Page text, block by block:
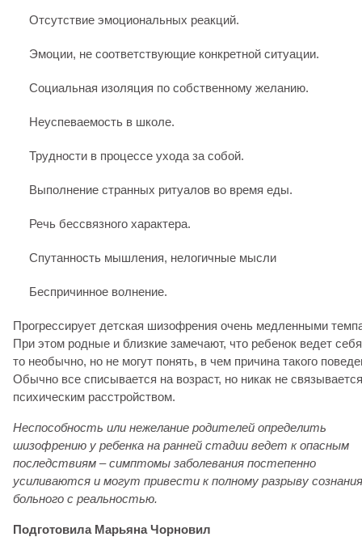
Отсутствие эмоциональных реакций.
Эмоции, не соответствующие конкретной ситуации.
Социальная изоляция по собственному желанию.
Неуспеваемость в школе.
Трудности в процессе ухода за собой.
Выполнение странных ритуалов во время еды.
Речь бессвязного характера.
Спутанность мышления, нелогичные мысли
Беспричинное волнение.
Прогрессирует детская шизофрения очень медленными
При этом родные и близкие замечают, что ребенок ведет
то необычно, но не могут понять, в чем причина такого
Обычно все списывается на возраст, но никак не
психическим расстройством.
Неспособность или нежелание родителей определить
шизофрению у ребенка на ранней стадии ведет к опасным
последствиям – симптомы заболевания постепенно
усиливаются и могут привести к полному разрыву сознания
больного с реальностью.
Подготовила Марьяна Чорновил